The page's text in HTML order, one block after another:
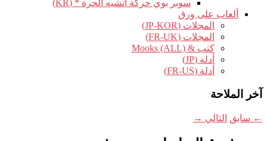
سوبر بوي حركة اتشيه الحرة * (KR)
ألعاب على ورق
المجلات (JP-KOR)
المجلات (FR-UK)
كتب & Mooks (ALL)
أدلة (JP)
أدلة (FR-US)
آخر الملاحة
← سابق التالي →